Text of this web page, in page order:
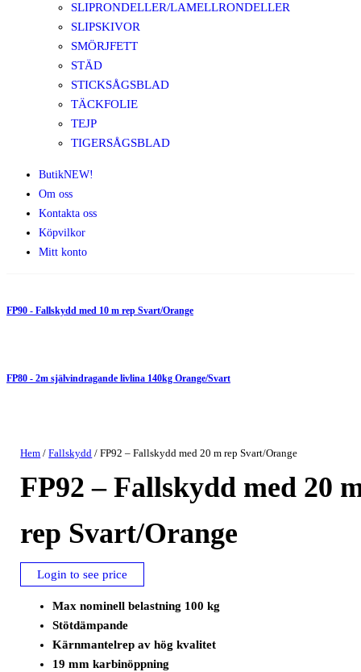
SLIPRONDELLER/LAMELLRONDELLER
SLIPSKIVOR
SMÖRJFETT
STÄD
STICKSÅGSBLAD
TÄCKFOLIE
TEJP
TIGERSÅGSBLAD
ButikNEW!
Om oss
Kontakta oss
Köpvilkor
Mitt konto
FP90 - Fallskydd med 10 m rep Svart/Orange
FP80 - 2m självindragande livlina 140kg Orange/Svart
Hem /Fallskydd / FP92 – Fallskydd med 20 m rep Svart/Orange
FP92 – Fallskydd med 20
rep Svart/Orange
Login to see price
Max nominell belastning 100 kg
Stötdämpande
Kärnmantelrep av hög kvalitet
19 mm karbinöppning